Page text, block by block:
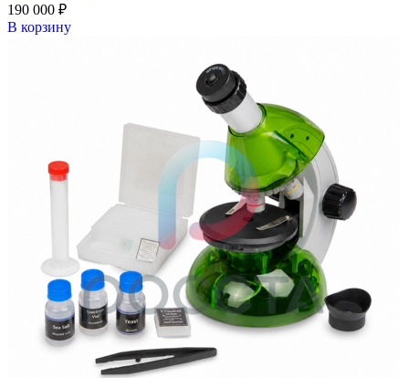
190 000 ₽
В корзину